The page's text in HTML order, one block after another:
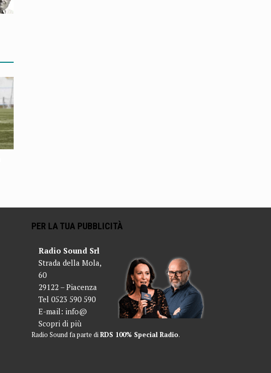
PER LA TUA PUBBLICITÀ
Radio Sound Srl
Strada della Mola,
60
29122 – Piacenza
Tel 0523 590 590
E-mail: info@
Scopri di più
Radio Sound fa parte di RDS 100% Special Radio.